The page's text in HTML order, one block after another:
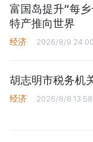
富国岛提升“每
特产推向世界
经济 2026/8/9
胡志明市税务机
经济 2026/8/8